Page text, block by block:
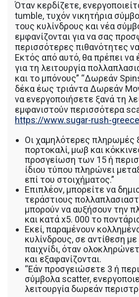
Όταν κερδίζετε,
tumble, τυχόν νικητήρια
τους κυλίνδρους και νέα
εμφανίζονται για να σας
περισσότερες πιθανότητες
Εκτός από αυτό, θα πρέπει να
για τη λειτουργία
και το μπόνους” “Δωρεάν
δέκα έως τριάντα Δωρεάν
να ενεργοποιήσετε ξανά τη
εμφανιστούν περισσότερα
https://www.sugar-rush-
Οι χαμηλότερες πληρωμές
πορτοκαλί, μωβ και
προσγείωση των 15 ή
ίδιου τύπου πληρώνει
επί του στοιχήματος.”
Επιπλέον, μπορείτε να
τεράστιους
μπορούν να αυξήσουν την
και κατά x5. 000 το
Εκεί, παραμένουν
κυλίνδρους, σε αντίθεση
παιχνίδι, όταν
και εξαφανίζονται.
“Εάν προσγειώσετε 3 ή
σύμβολα scatter,
λειτουργία δωρεάν